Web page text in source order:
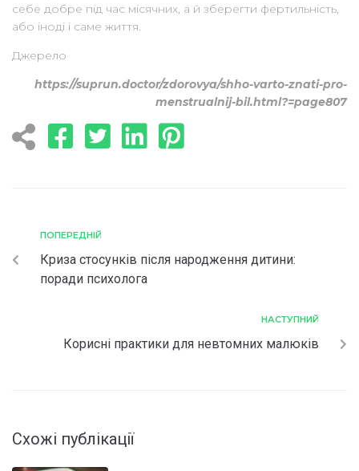
себе добре під час місячних, а й зберегти фертильність,
або іноді і саме життя.
Джерело
https://suprun.doctor/zdorovya/shho-varto-znati-pro-
menstrualnij-bil.html?=page807
ПОПЕРЕДНІЙ
Криза стосунків після народження дитини:
поради психолога
НАСТУПНИЙ
Корисні практики для невтомних малюків
Схожі публікації